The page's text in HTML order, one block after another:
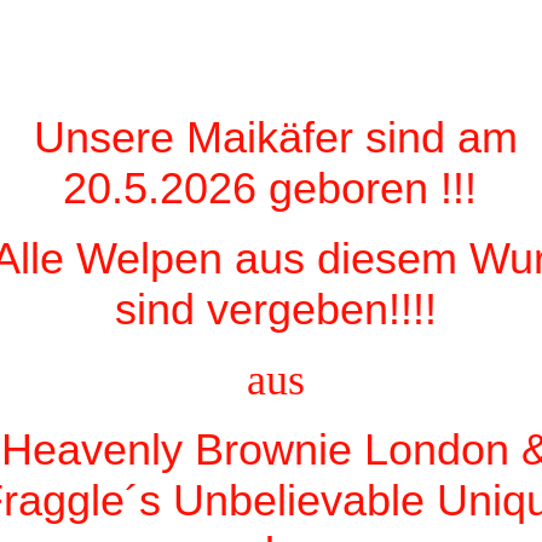
Unsere Maikäfer sind am
20.5.2026 geboren !!!
Welpen aus diesem
sind vergeben!!!!
aus
Heavenly Brownie London
Unbelievable